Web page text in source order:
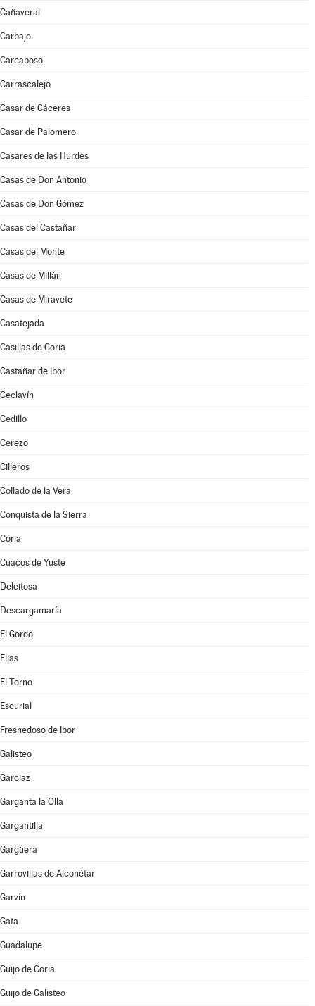
Cañaveral
Carbajo
Carcaboso
Carrascalejo
Casar de Cáceres
Casar de Palomero
Casares de las Hurdes
Casas de Don Antonio
Casas de Don Gómez
Casas del Castañar
Casas del Monte
Casas de Millán
Casas de Miravete
Casatejada
Casillas de Coria
Castañar de Ibor
Ceclavín
Cedillo
Cerezo
Cilleros
Collado de la Vera
Conquista de la Sierra
Coria
Cuacos de Yuste
Deleitosa
Descargamaría
El Gordo
Eljas
El Torno
Escurial
Fresnedoso de Ibor
Galisteo
Garciaz
Garganta la Olla
Gargantilla
Gargüera
Garrovillas de Alconétar
Garvín
Gata
Guadalupe
Guijo de Coria
Guijo de Galisteo